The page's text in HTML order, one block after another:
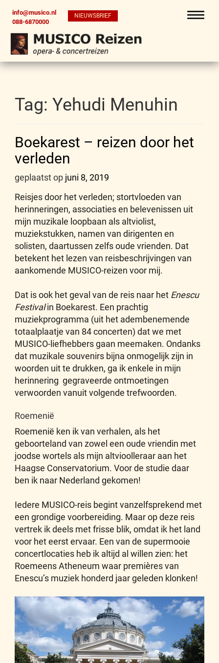
info@musico.nl
088-6870000
NIEUWSBRIEF
Tag: Yehudi Menuhin
Boekarest – reizen door het
verleden
geplaatst op juni 8, 2019
Reisjes door het verleden; stortvloeden van
herinneringen, associaties en belevenissen uit
mijn muzikale loopbaan als altviolist,
muziekstukken, namen van dirigenten en
solisten, daartussen zelfs oude vrienden. Dat
betekent het lezen van reisbeschrijvingen van
aankomende MUSICO-reizen voor mij.
Dat is ook het geval van de reis naar het Enescu
Festivalin Boekarest. Een prachtig
muziekprogramma (uit het adembenemende
totaalplaatje van 84 concerten) dat we met
MUSICO-liefhebbers gaan meemaken. Ondanks
dat muzikale souvenirs bijna onmogelijk zijn in
woorden uit te drukken, ga ik enkele in mijn
herinnering gegraveerde ontmoetingen
verwoorden vanuit volgende trefwoorden.
Roemenië
Roemenië ken ik van verhalen, als het
geboorteland van zowel een oude vriendin met
joodse wortels als mijn altvioolleraar aan het
Haagse Conservatorium. Voor de studie daar
ben ik naar Nederland gekomen!
Iedere MUSICO-reis begint vanzelfsprekend met
een grondige voorbereiding. Maar op deze reis
vertrek ik deels met frisse blik, omdat ik het land
voor het eerst ervaar. Een van de supermooie
concertlocaties heb ik altijd al willen zien: het
Roemeens Atheneum waar premières van
Enescu’s muziek honderd jaar geleden klonken!